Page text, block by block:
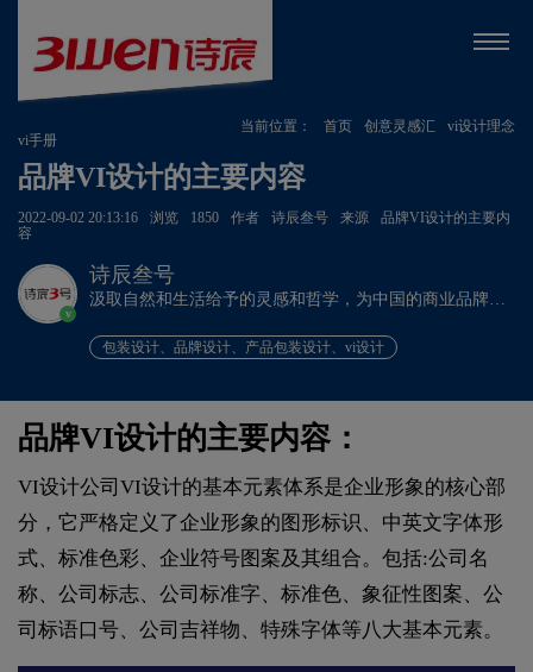
当前位置： 首页 创意灵感汇
vi设计理念
vi手册
品牌VI设计的主要内容
2022-09-02 20:13:16 浏览 1850 作者 诗辰叁号 来源
品牌VI设计的主要内
容
v
诗辰叁号
汲取自然和生活给予的灵感和哲学，为中国的商业品牌发
包装设计、品牌设计、产品包装设计、vi设计
品牌VI设计的主要内容：
VI设计公司VI设计的基本元素体系是企业形象的核心部
分，它严格定义了企业形象的图形标识、中英文字体形
式、标准色彩、企业符号图案及其组合。包括:公司名
称、公司标志、公司标准字、标准色、象征性图案、公
司标语口号、公司吉祥物、特殊字体等八大基本元素。